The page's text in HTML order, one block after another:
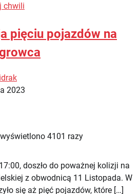
chwili
pięciu pojazdów na
2023
4101 razy
doszło do poważnej kolizji na
z obwodnicą 11 Listopada. W
się aż pięć pojazdów, które […]